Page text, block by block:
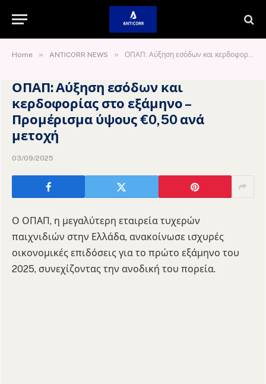
Home » ANTICORR NEWS » ΟΠΑΠ: Αύξηση εσόδων και κερδοφορίας στο εξάμηνο – Προμέρισμα ύψους €0,50 ανά μετοχή
ΟΠΑΠ: Αύξηση εσόδων και
κερδοφορίας στο εξάμηνο –
Προμέρισμα ύψους €0,50 ανά
μετοχή
03/09/2025
Ο ΟΠΑΠ, η μεγαλύτερη εταιρεία τυχερών
παιχνιδιών στην Ελλάδα, ανακοίνωσε ισχυρές
οικονομικές επιδόσεις για το πρώτο εξάμηνο του
2025, συνεχίζοντας την ανοδική του πορεία.